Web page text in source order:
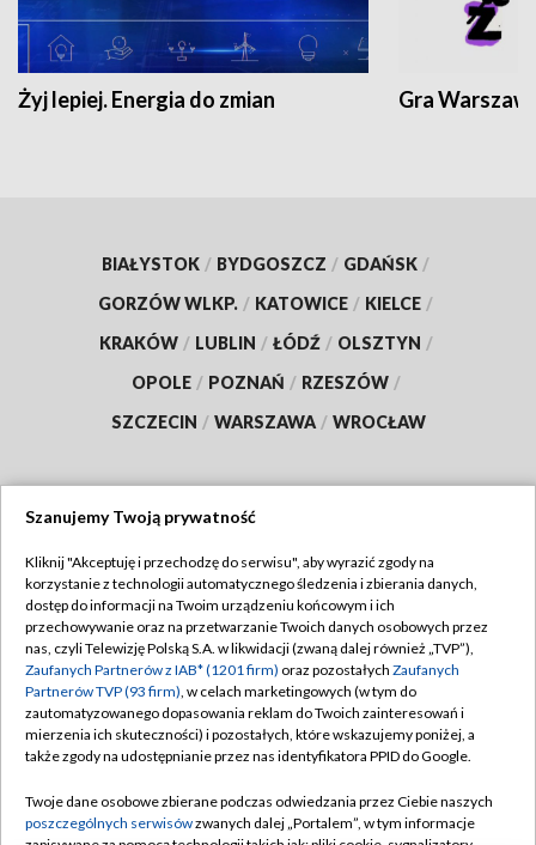
Żyj lepiej. Energia do zmian Gra
BIAŁYSTOK / BYDGOSZCZ / GDAŃSK /
GORZÓW WLKP. / KATOWICE / KIELCE /
KRAKÓW / LUBLIN / ŁÓDŹ / OLSZTYN /
OPOLE / POZNAŃ / RZESZÓW /
SZCZECIN / WARSZAWA / WROCŁAW
TVP
Abonament TVP
Emisja w TVP
Centrum informacji TVP
Naziemna Telewizja Cyfrowa
Rada Programowa
Regulamin TVP
Polityka prywatności
Moje zgody
Pomoc
Kontakt
Szanujemy Twoją prywatność
Kliknij "Akceptuję i przechodzę do serwisu", aby wyrazić zgody na
korzystanie z technologii automatycznego śledzenia i zbierania danych,
dostęp do informacji na Twoim urządzeniu końcowym i ich
przechowywanie oraz na przetwarzanie Twoich danych osobowych przez
nas, czyli Telewizję Polską S.A. w likwidacji (zwaną dalej również „TVP”),
Zaufanych Partnerów z IAB* (1201 firm) oraz pozostałych Zaufanych
Partnerów TVP (93 firm), w celach marketingowych (w tym do
zautomatyzowanego dopasowania reklam do Twoich zainteresowań i
mierzenia ich skuteczności) i pozostałych, które wskazujemy poniżej, a
także zgody na udostępnianie przez nas identyfikatora PPID do Google.
Twoje dane osobowe zbierane podczas odwiedzania przez Ciebie naszych
poszczególnych serwisówzwanych dalej „Portalem”, w tym informacje